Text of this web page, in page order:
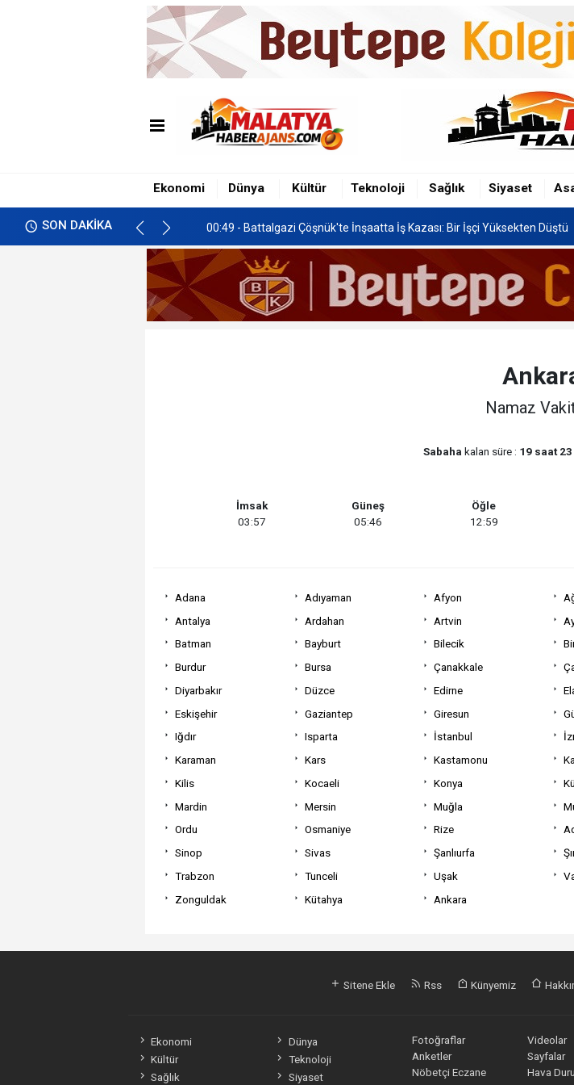
Ekonomi Dünya Kültür Teknoloji Sağlık Siyaset
SON DAKİKA
00:49 - Battalgazi Çöşnük'te İnşaatta İş Kazası: Bir İşçi Yüksekten Düştü
00:58 - Malatya’da Gastronomi Festivali, 8-16 Ağustos'ta Yapılacak
00:49 - Battalgazi Çöşnük'te İnşaatta İş Kazası: Bir İşçi Yüksekten Düştü
01:00 - İkizce'de Freni Boşalan Hafriyat Kamyonu TOKİ Konutlarına Çarptı
Namaz
Sabaha kalan süre : 19 saat
İmsak
03:57
Güneş
05:46
Öğle
12:59
Adana Adıyaman Afyon
Antalya
Ardahan Artvin
Batman
Bayburt Bilecik
Burdur
Bursa Çanakkale
Diyarbakır
Düzce Edirne
Eskişehir
Gaziantep Giresun
Iğdır
Isparta İstanbul
Karaman
Kars Kastamonu
Kilis
Kocaeli Konya
Mardin
Mersin Muğla
Ordu
Osmaniye Rize
Sinop
Sivas Şanlıurfa
Trabzon
Tunceli Uşak
Zonguldak
Kütahya Ankara
Sitene Ekle Rss Künyemiz
Ekonomi
Dünya
Kültür
Teknoloji
Sağlık
Siyaset
Fotoğraflar Videolar
Anketler
Sayfalar
Nöbetçi Eczane
Hava